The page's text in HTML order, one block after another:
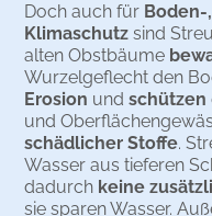
Doch auch für Boden-
Klimaschutz sind
alten Obstbäume
Wurzelgeflecht den
Erosion undschützen
und
schädlicher Stoffe.
Wasser aus tieferen
dadurch keine
sie sparen Wasser.